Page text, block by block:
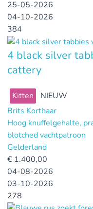
25-05-2026
04-10-2026
384
4 black silver
cattery
Kitten
NIEUW
Brits Korthaar
Hoog knuffelgehalte,
blotched vachtpatroon
Gelderland
€ 1.400,00
04-08-2026
03-10-2026
278